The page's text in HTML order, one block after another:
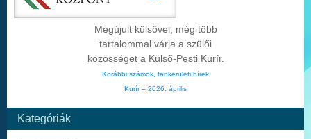
Megújult külsővel, még több
tartalommal várja a szülői
közösséget a Külső-Pesti Kurír.
Korábbi számok, tankerületi hírek
Kurír – 2026. április
Kategóriák